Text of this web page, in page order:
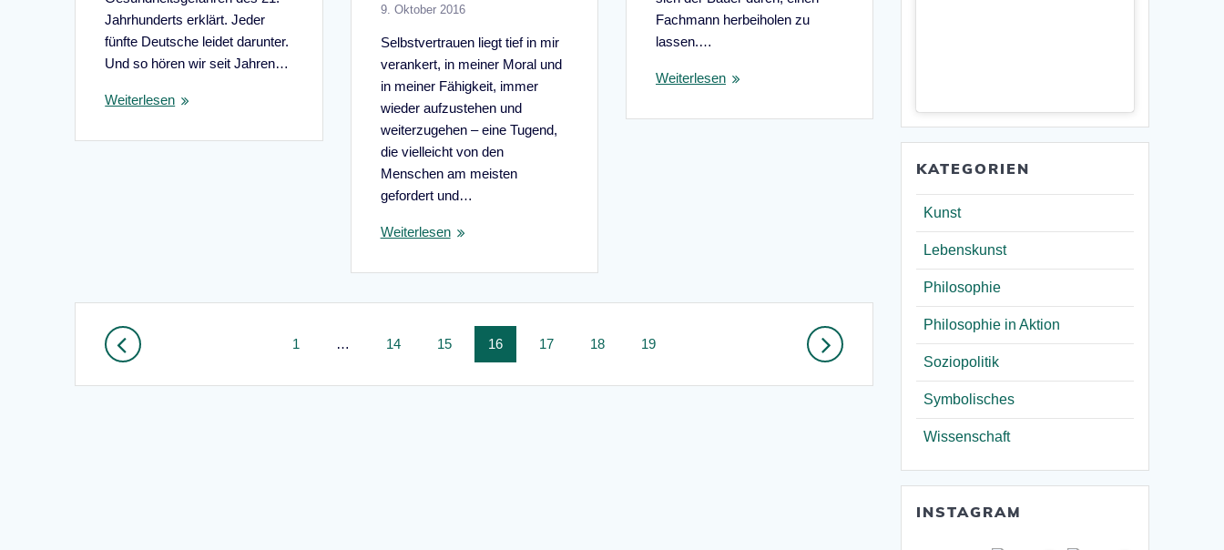
Fachmann herbeiholen zu
lassen.…
Weiterlesen
Jahrhunderts erklärt. Jeder
fünfte Deutsche leidet darunter.
Und so hören wir seit Jahren…
Weiterlesen
9. Oktober 2016
Selbstvertrauen liegt tief in mir
verankert, in meiner Moral und
in meiner Fähigkeit, immer
wieder aufzustehen und
weiterzugehen – eine Tugend,
die vielleicht von den
Menschen am meisten
gefordert und…
Weiterlesen
Beitragsnavigation
Seite
1 … Seite
14 Seite
15 Seite
16 Seite
17 Seite
18 Seite
19
KATEGORIEN
Kunst
Lebenskunst
Philosophie
Philosophie in Aktion
Soziopolitik
Symbolisches
Wissenschaft
INSTAGRAM